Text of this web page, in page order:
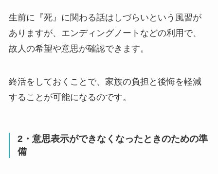
生前に『死』に関わる話はしづらいという風習が
ありますが、エンディングノートなどの利用で、
故人の希望や意思が確認できます。
終活をしておくことで、家族の負担と後悔を軽減
することが可能になるのです。
2・意思表示ができなくなったときのための準
備